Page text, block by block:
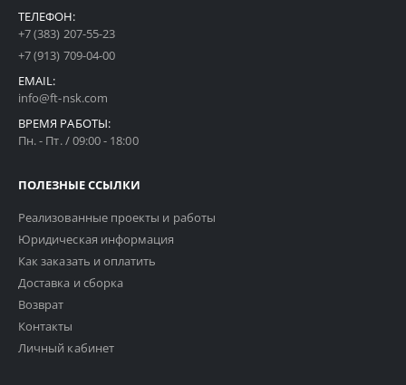
ТЕЛЕФОН:
+7 (383) 207-55-23
+7 (913) 709-04-00
EMAIL:
info@ft-nsk.com
ВРЕМЯ РАБОТЫ:
Пн. - Пт. / 09:00 - 18:00
ПОЛЕЗНЫЕ ССЫЛКИ
Реализованные проекты и работы
Юридическая информация
Как заказать и оплатить
Доставка и сборка
Возврат
Контакты
Личный кабинет